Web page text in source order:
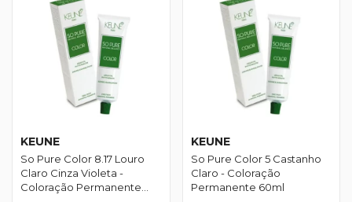
KEUNE
So Pure Color 8.17 Louro
Claro Cinza Violeta -
Coloração Permanente
KEUNE
So Pure Color 5 Castanho
Claro - Coloração
Permanente 60ml